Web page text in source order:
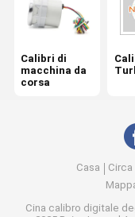
Metro aria-
Calibri di
macchina da
corsa
Casa Circa
Cina calibro digitale